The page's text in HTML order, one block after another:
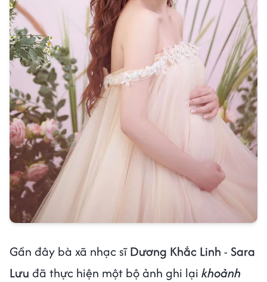
Gần đây bà xã nhạc sĩDương Khắc Linh - Sara
Lưu đã thực hiện một bộ ảnh ghi lại khoảnh